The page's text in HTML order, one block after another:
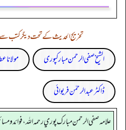
تخریج الحدیث کے تحت دیگر کتب
الشیخ صفی الرحمن مبارکپوری
مولانا
ڈاکٹر عبدالرحمٰن فریوائی
علامه صفي الرحمن مبارك پوري رحمه الله، فوائد و